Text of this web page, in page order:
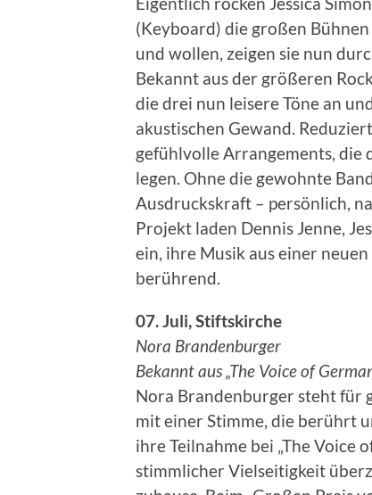
(Keyboard) die großen Bühnen
und wollen, zeigen sie nun
Bekannt aus der größeren
die drei nun leisere Töne an
akustischen Gewand.
gefühlvolle Arrangements, die
legen. Ohne die gewohnte
Ausdruckskraft – persönlich,
Projekt laden Dennis Jenne,
ein, ihre Musik aus einer
berührend.
07. Juli, Stiftskirche
Nora Brandenburger
Bekannt aus „The Voice of
Nora Brandenburger steht für
mit einer Stimme, die berührt
ihre Teilnahme bei „The Voice
stimmlicher Vielseitigkeit